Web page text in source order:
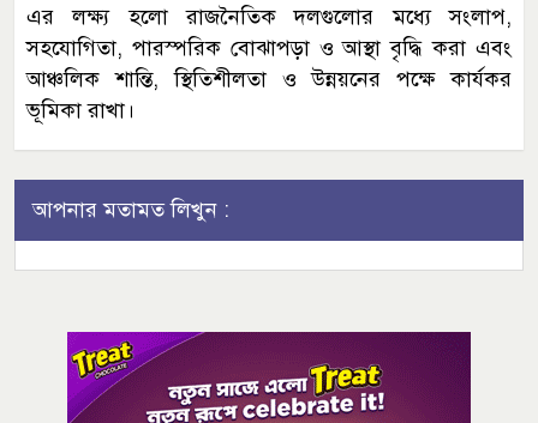
এর লক্ষ্য হলো রাজনৈতিক দলগুলোর মধ্যে সংলাপ,
সহযোগিতা, পারস্পরিক বোঝাপড়া ও আস্থা বৃদ্ধি করা এবং
আঞ্চলিক শান্তি, স্থিতিশীলতা ও উন্নয়নের পক্ষে কার্যকর
ভূমিকা রাখা।
আপনার মতামত লিখুন :